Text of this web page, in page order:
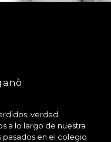
verdad
a lo largo de nuestra
en el colegio